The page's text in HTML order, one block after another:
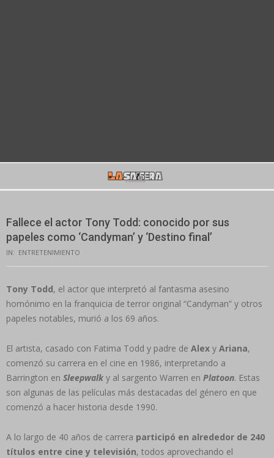
Fallece el actor Tony Todd: conocido por sus
papeles como ‘Candyman’ y ‘Destino final’
IN: ENTRETENIMIENTO
Tony Todd, el actor que interpretó al fantasma asesino
homónimo en la franquicia de terror original “Candyman” y otros
papeles notables, murió a los 69 años.
El artista, casado con Fatima Todd y padre de Alex y Ariana,
comenzó su carrera en el cine en 1986, interpretando a
Barrington en Sleepwalk y al sargento Warren en Platoon. Estas
son algunas de las películas más destacadas del género en que
comenzó a hacer historia desde 1990.
A lo largo de 40 años de carrera participó en alrededor de 240
títulos entre cine y televisión, todos aprovechando el